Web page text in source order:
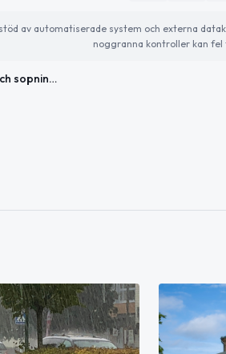
av automatiserade system och externa
noggranna kontroller kan fel
Nya trafikskyltar och sopning på Stora torget i Sävsjö